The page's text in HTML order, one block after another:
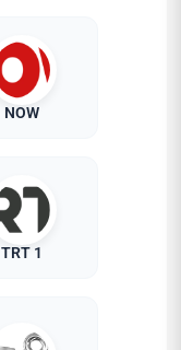
NOW
TRT 1